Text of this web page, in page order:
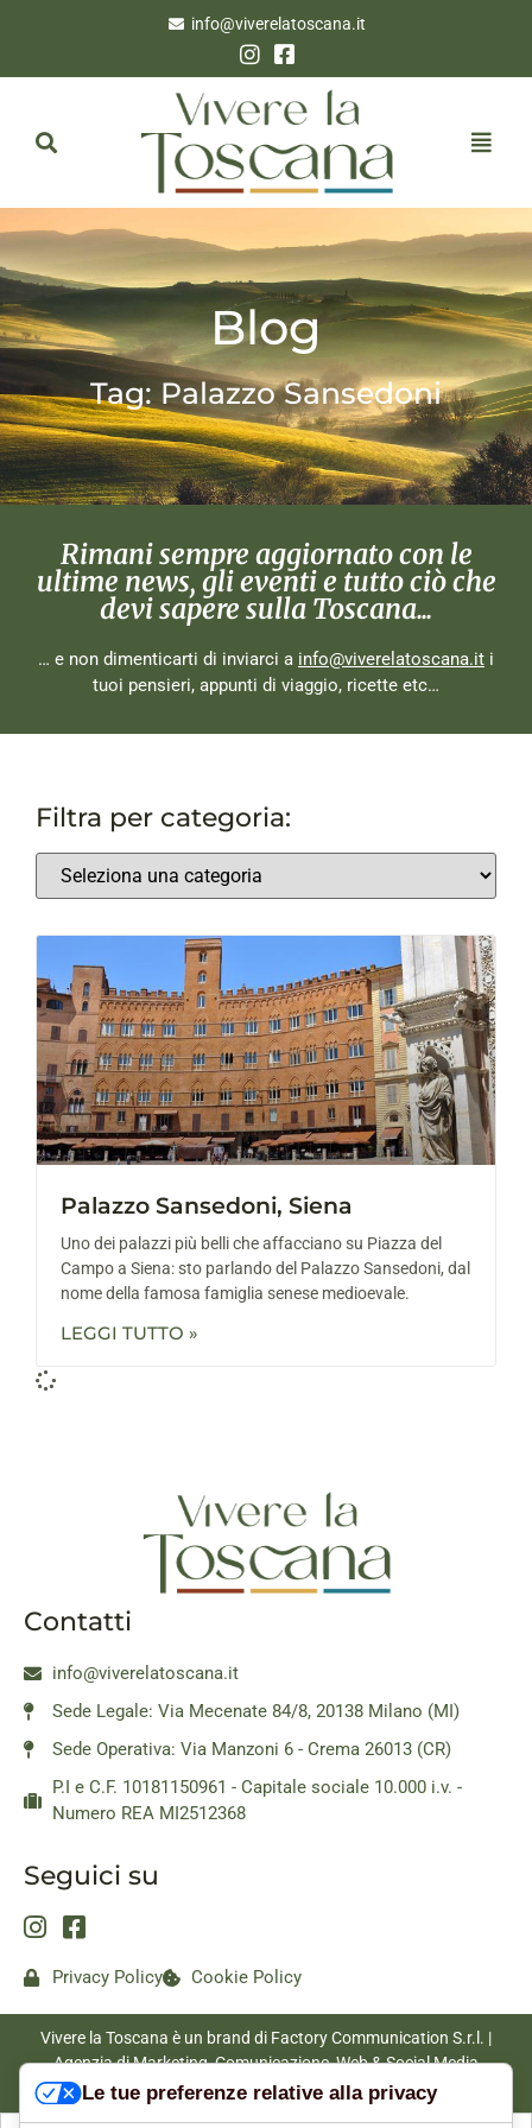
info@viverelatoscana.it
Blog
Tag: Palazzo Sansedoni
Rimani sempre aggiornato con le
ultime news, gli eventi e tutto ciò che
devi sapere sulla Toscana...
… e non dimenticarti di inviarci a info@viverelatoscana.it i
tuoi pensieri, appunti di viaggio, ricette etc…
Filtra per categoria:
Palazzo Sansedoni, Siena
Uno dei palazzi più belli che affacciano su Piazza del
Campo a Siena: sto parlando del Palazzo Sansedoni, dal
nome della famosa famiglia senese medioevale.
LEGGI TUTTO »
Contatti
info@viverelatoscana.it
Sede Legale: Via Mecenate 84/8, 20138 Milano (MI)
Sede Operativa: Via Manzoni 6 - Crema 26013 (CR)
P.I e C.F. 10181150961 - Capitale sociale 10.000 i.v. -
Numero REA MI2512368
Seguici su
Privacy Policy Cookie Policy
Vivere la Toscana è un brand di Factory Communication S.r.l. |
Agenzia di Marketing, Comunicazione, Web & Social Media
|www.factorycommunication.it
Le tue preferenze relative alla privacy